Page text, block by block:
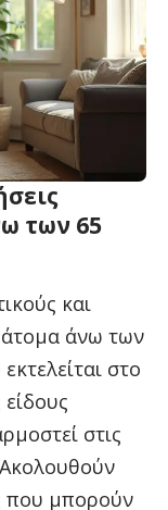
των 65
και
άτομα άνω των
στο
στις
που μπορούν